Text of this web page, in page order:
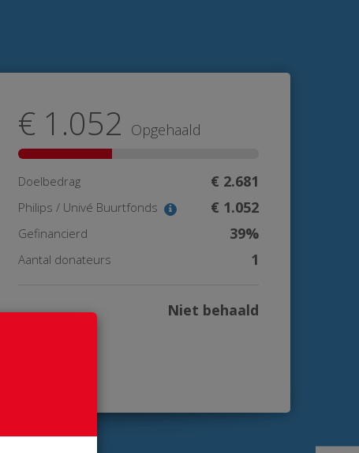
€ 1.052 Opgehaald
Doelbedrag € 2.681
Philips / Univé Buurtfonds € 1.052
Gefinancierd 39%
Aantal donateurs 1
Niet behaald